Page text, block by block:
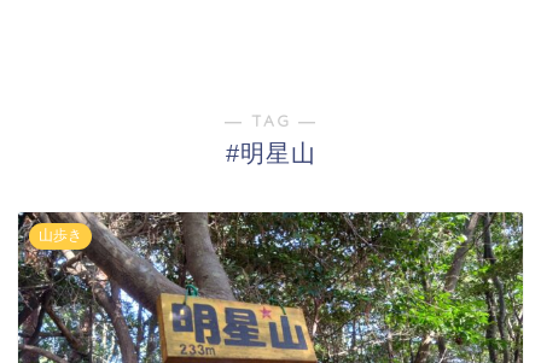
― TAG ―
#明星山
山歩き